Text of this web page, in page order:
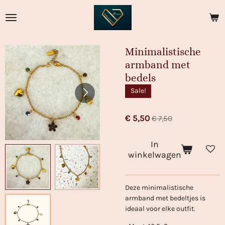
direct
hoofdinhoud
Minimalistische
armband met
bedels
Sale!
€ 5,50 € 7,50
In
winkelwagen
Deze minimalistische
armband met bedeltjes is
ideaal voor elke outfit.